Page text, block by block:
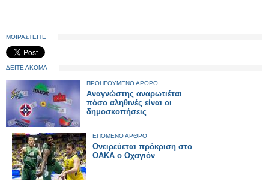
ΜΟΙΡΑΣΤΕΙΤΕ
ΔΕΙΤΕ ΑΚΟΜΑ
ΠΡΟΗΓΟΥΜΕΝΟ ΑΡΘΡΟ
Αναγνώστης αναρωτιέται
πόσο αληθινές είναι οι
δημοσκοπήσεις
ΕΠΟΜΕΝΟ ΑΡΘΡΟ
Ονειρεύεται πρόκριση στο
ΟΑΚΑ ο Οχαγιόν